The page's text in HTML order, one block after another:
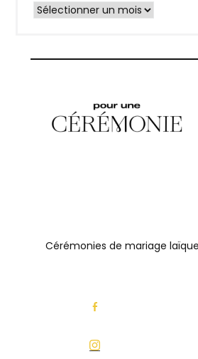
Archives
Cérémonies de mariage